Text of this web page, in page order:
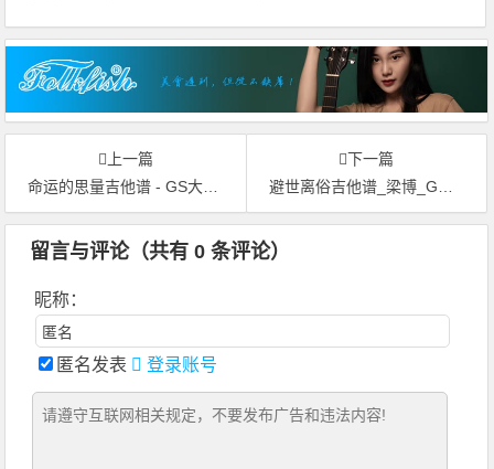
上一篇
命运的思量吉他谱 - GS大头 - G调吉他弹唱谱 - 原版
下一篇
避世离俗吉他谱_梁博_G调原版弹唱谱_图片六线谱
留言与评论（共有0 条评论）
昵称：
匿名发表 登录账号